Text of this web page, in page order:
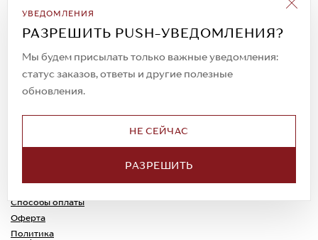
УВЕДОМЛЕНИЯ
РАЗРЕШИТЬ PUSH-УВЕДОМЛЕНИЯ?
Мы будем присылать только важные уведомления:
статус заказов, ответы и другие полезные
обновления.
НЕ СЕЙЧАС
РАЗРЕШИТЬ
Подписаться на рассылку
Всегда будьте в курсе новых акций и
спецпредложений!
© 2023. AIT Shoes
Все права защищены
Доставка
Способы оплаты
Оферта
Политика
Обмен и возврат
Каспи-Ред